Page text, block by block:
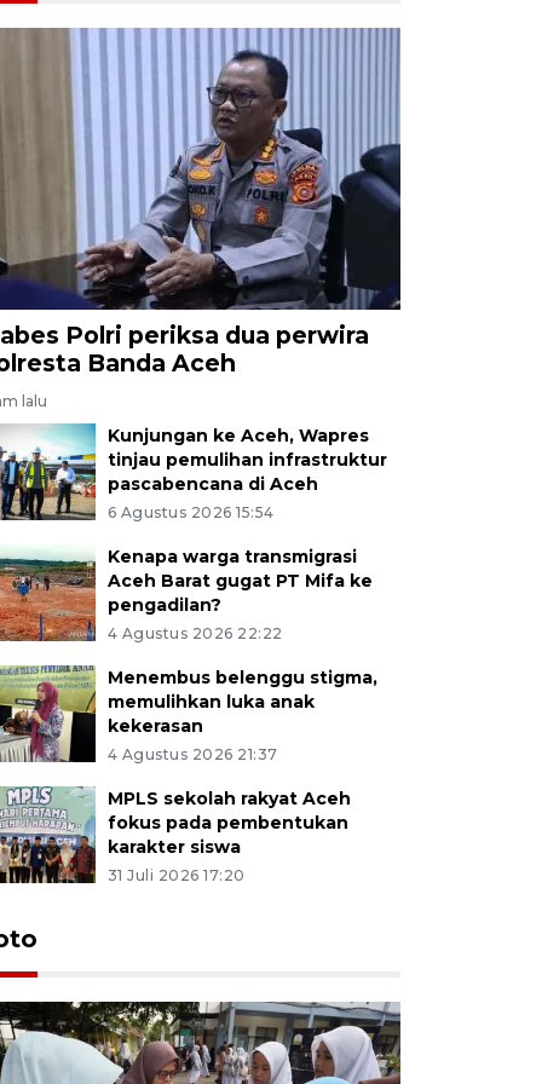
Polri periksa dua perwira
Banda Aceh
lalu
Kunjungan ke Aceh, Wapres
tinjau pemulihan infrastruktur
pascabencana di Aceh
6 Agustus 2026 15:54
Kenapa warga transmigrasi
Aceh Barat gugat PT Mifa ke
pengadilan?
4 Agustus 2026 22:22
Menembus belenggu stigma,
memulihkan luka anak
kekerasan
4 Agustus 2026 21:37
MPLS sekolah rakyat Aceh
fokus pada pembentukan
karakter siswa
31 Juli 2026 17:20